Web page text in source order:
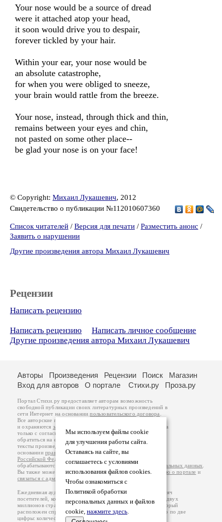
Your nose would be a source of dread
were it attached atop your head,
it soon would drive you to despair,
forever tickled by your hair.
Within your ear, your nose would be
an absolute catastrophe,
for when you were obliged to sneeze,
your brain would rattle from the breeze.
Your nose, instead, through thick and thin,
remains between your eyes and chin,
not pasted on some other place--
be glad your nose is on your face!
© Copyright: Михаил Лукашевич, 2012
Свидетельство о публикации №112010607360
Список читателей / Версия для печати / Разместить анонс /
Заявить о нарушении
Другие произведения автора Михаил Лукашевич
Рецензии
Написать рецензию
Написать рецензию
Написать личное сообщение
Другие произведения автора Михаил Лукашевич
Мы используем файлы cookie
для улучшения работы сайта.
Оставаясь на сайте, вы
соглашаетесь с условиями
использования файлов cookies.
Чтобы ознакомиться с
Политикой обработки
персональных данных и файлов
cookie, нажмите здесь.
Авторы Произведения Рецензии Поиск
Магазин
Вход для авторов
О портале Стихи.ру Проза.ру
Портал Стихи.ру предоставляет авторам возможность
свободной публикации своих литературных произведений в
сети Интернет на основаниипользовательского договора
Все авторские права на произведения принадлежат авторам
и охраняются законом
. Перепечатка произведений возможна
только с согласия его автора, к которому вы можете
обратиться на его авторской странице. Ответственность за
тексты произведений авторы несут самостоятельно на
основанииправил публикацииизаконодательства
Российской Федерации
обрабатываются на основанииПолитики обработки персональных данных
Вы также можете посмотреть более подробнуюинформацию о портале и
связаться с администрацией
Ежедневная аудитория портала Стихи.ру – порядка 200 тысяч
посетителей, которые в общей сумме просматривают более двух
миллионов страниц по данным счетчика посещаемости, который
расположен справа от этого текста. В каждой графе указано по две
цифры: количество просмотров и количество посетителей.